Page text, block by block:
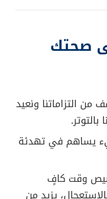
صحتك
من التزاماتنا ونعيد
يساهم في تهدئة
وقت كافٍ